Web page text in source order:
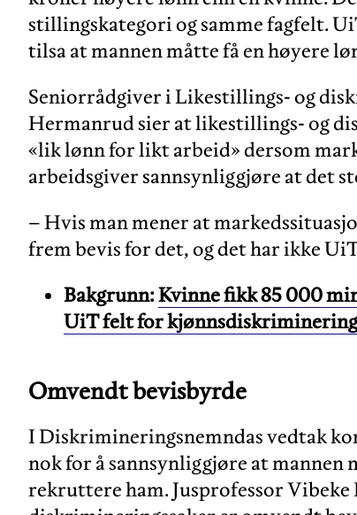
stillingskategori og samme fagfelt.
tilsa at mannen måtte få en høyere
Seniorrådgiver i Likestillings- og
Hermanrud sier at likestillings- og
«lik lønn for likt arbeid» dersom
arbeidsgiver sannsynliggjøre at det
– Hvis man mener at
frem bevis for det, og det har ikke
Bakgrunn:Kvinne fikk 85 000
UiT felt for
Omvendt bevisbyrde
I Diskrimineringsnemndas vedtak
nok for å sannsynliggjøre at
rekruttere ham. Jusprofessor